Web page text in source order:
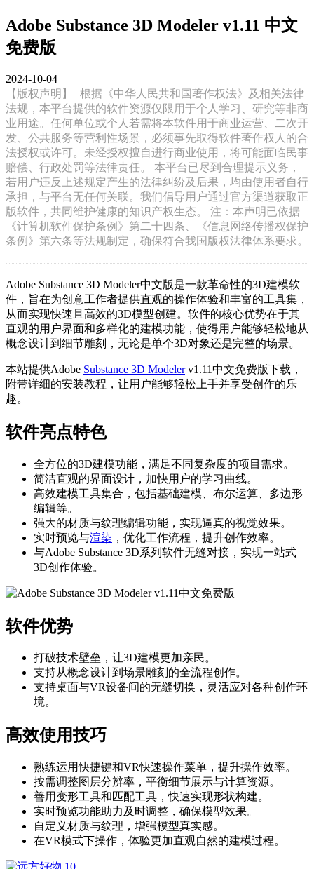
Adobe Substance 3D Modeler v1.11 中文
免费版
2024-10-04
【版权声明】
根据《中华人民共和国著作权法》及相关法律
法规，本平台提供的软件资源仅限用于个人学习、研究等非商
业用途。任何单位或个人若需将本软件用于商业运营、二次开
发、公共服务等营利性场景，必须事先取得软件著作权人的合
法授权或许可。未经授权擅自进行商业使用，将可能面临民事
赔偿、行政处罚等法律责任。 本平台已尽到合理提示义务，
若用户违反上述规定产生的法律纠纷及后果，均由使用者自行
承担，与平台无任何关联。我们倡导用户通过官方渠道获取正
版软件，共同维护健康的知识产权生态。 注：本声明已依据
《计算机软件保护条例》第二十四条、《信息网络传播权保护
条例》第六条等法规制定，确保符合我国版权法律体系要求。
Adobe Substance 3D Modeler中文版是一款革命性的3D建模软
件，旨在为创意工作者提供直观的操作体验和丰富的工具集，
从而实现快速且高效的3D模型创建。软件的核心优势在于其
直观的用户界面和多样化的建模功能，使得用户能够轻松地从
概念设计到细节雕刻，无论是单个3D对象还是完整的场景。
本站提供Adobe Substance 3D Modelerv1.11中文免费版下载，
附带详细的安装教程，让用户能够轻松上手并享受创作的乐
趣。
软件亮点特色
全方位的3D建模功能，满足不同复杂度的项目需求。
简洁直观的界面设计，加快用户的学习曲线。
高效建模工具集合，包括基础建模、布尔运算、多边形
编辑等。
强大的材质与纹理编辑功能，实现逼真的视觉效果。
实时预览与渲染 ，优化工作流程，提升创作效率。
与Adobe Substance 3D系列软件无缝对接，实现一站式
3D创作体验。
软件优势
打破技术壁垒，让3D建模更加亲民。
支持从概念设计到场景雕刻的全流程创作。
支持桌面与VR设备间的无缝切换，灵活应对各种创作环
境。
高效使用技巧
熟练运用快捷键和VR快速操作菜单，提升操作效率。
按需调整图层分辨率，平衡细节展示与计算资源。
善用变形工具和匹配工具，快速实现形状构建。
实时预览功能助力及时调整，确保模型效果。
自定义材质与纹理，增强模型真实感。
在VR模式下操作，体验更加直观自然的建模过程。